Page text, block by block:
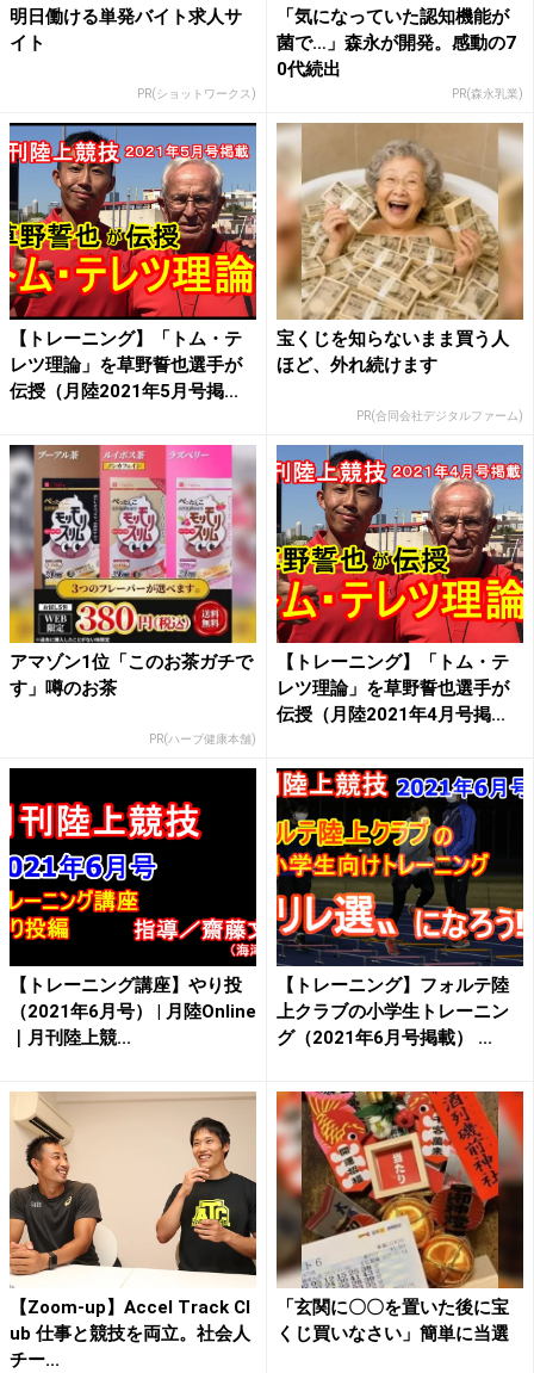
明日働ける単発バイト求人サ
イト
PR(ショットワークス)
「気になっていた認知機能が
菌で…」森永が開発。感動の7
0代続出
PR(森永乳業)
【トレーニング】「トム・テ
レツ理論」を草野誓也選手が
伝授（月陸2021年5月号掲...
宝くじを知らないまま買う人
ほど、外れ続けます
PR(合同会社デジタルファーム)
アマゾン1位「このお茶ガチで
す」噂のお茶
PR(ハーブ健康本舗)
【トレーニング】「トム・テ
レツ理論」を草野誓也選手が
伝授（月陸2021年4月号掲...
【トレーニング講座】やり投
（2021年6月号） | 月陸Online
｜月刊陸上競...
【トレーニング】フォルテ陸
上クラブの小学生トレーニン
グ（2021年6月号掲載） ...
【Zoom-up】Accel Track Cl
ub 仕事と競技を両立。社会人
チー...
「玄関に〇〇を置いた後に宝
くじ買いなさい」簡単に当選